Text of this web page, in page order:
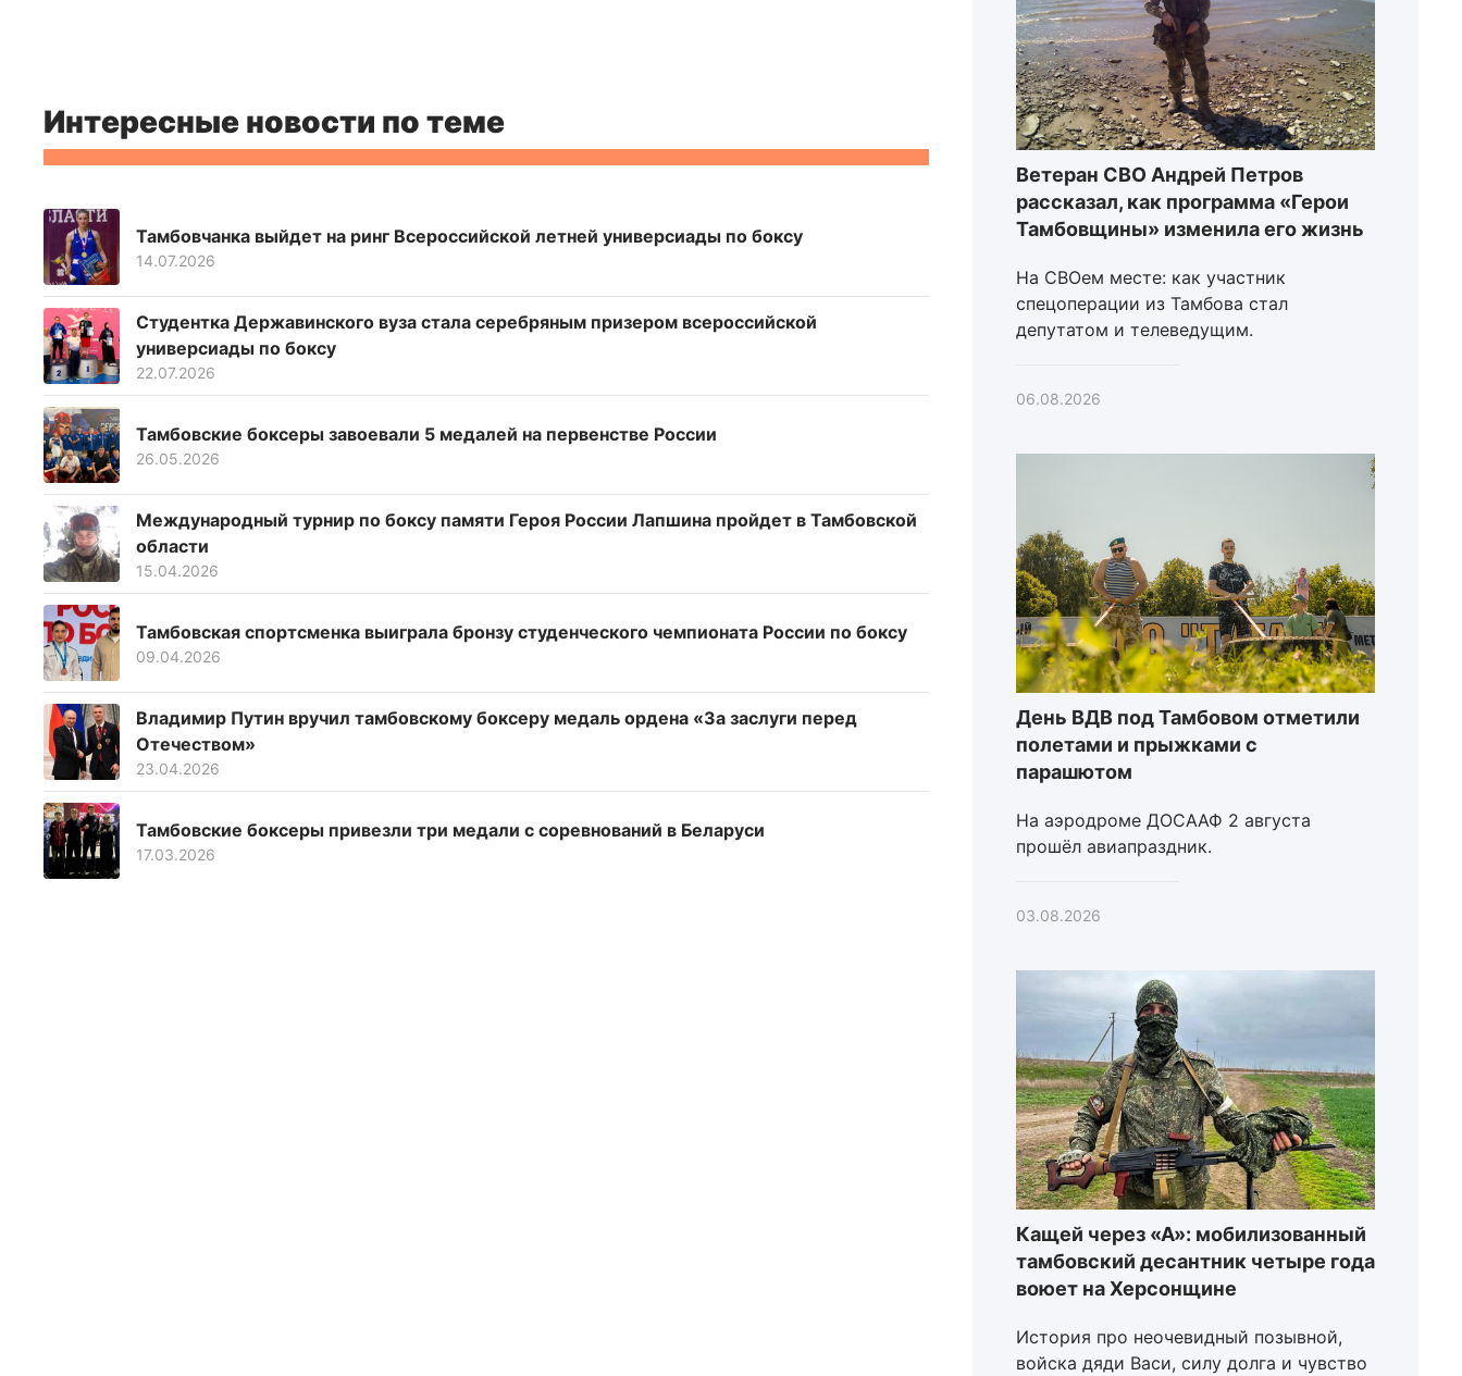
Интересные новости по теме
Тамбовчанка выйдет на ринг Всероссийской летней универсиады по боксу
14.07.2026
Студентка Державинского вуза стала серебряным призером всероссийской
универсиады по боксу
22.07.2026
Тамбовские боксеры завоевали 5 медалей на первенстве России
26.05.2026
Международный турнир по боксу памяти Героя России Лапшина пройдет в Тамбовской
области
15.04.2026
Тамбовская спортсменка выиграла бронзу студенческого чемпионата России по боксу
09.04.2026
Владимир Путин вручил тамбовскому боксеру медаль ордена «За заслуги перед
Отечеством»
23.04.2026
Тамбовские боксеры привезли три медали с соревнований в Беларуси
17.03.2026
Ветеран СВО Андрей Петров
рассказал, как программа «Герои
Тамбовщины» изменила его жизнь
На СВОем месте: как участник
спецоперации из Тамбова стал
депутатом и телеведущим.
06.08.2026
День ВДВ под Тамбовом отметили
полетами и прыжками с
парашютом
На аэродроме ДОСААФ 2 августа
прошёл авиапраздник.
03.08.2026
Кащей через «А»: мобилизованный
тамбовский десантник четыре года
воюет на Херсонщине
История про неочевидный позывной,
войска дяди Васи, силу долга и чувство